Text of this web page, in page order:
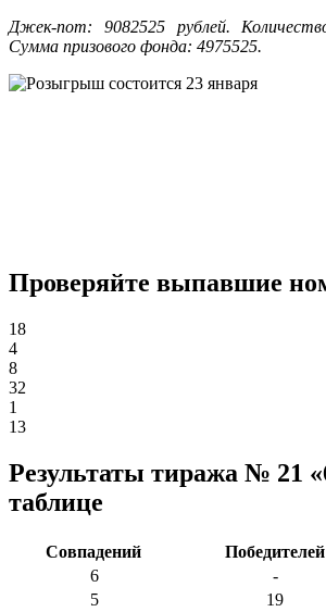
Джек-пот: 9082525 рублей.
Сумма призового фонда: 4975525.
Проверяйте выпавшие
18
4
8
32
1
13
Результаты тиража № 21
таблице
Совпадений
Победителей
6
-
5
19